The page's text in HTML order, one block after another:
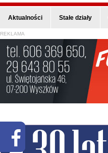
Aktualności Stałe działy
REKLAMA